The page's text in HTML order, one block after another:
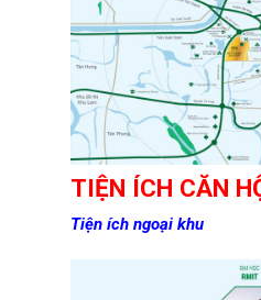
TIỆN ÍCH CĂN
Tiện ích ngoại khu